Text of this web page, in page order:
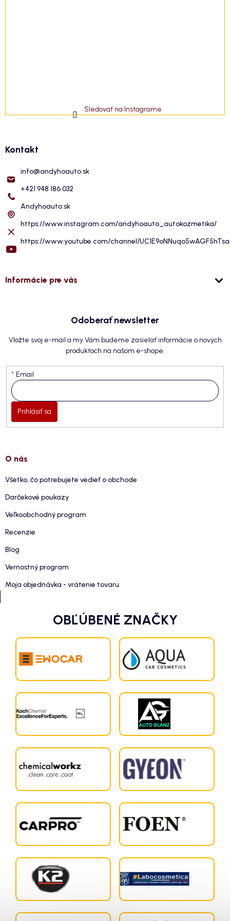
Sledovať na Instagrame
Kontakt
info@andyhoauto.sk
+421 948 186 032
Andyhoauto.sk
https://www.instagram.com/andyhoauto_autokozmetika/
https://www.youtube.com/channel/
Informácie pre vás
Odoberať newsletter
Vložte svoj e-mail a my Vám budeme zasielať informácie o nových
produktoch na našom e-shope.
Email
Prihlásiť sa
O nás
Všetko, čo potrebujete vedieť o obchode
Darčekové poukazy
Veľkoobchodný program
Recenzie
Blog
Vernostný program
Moja objednávka - vrátenie tovaru
OBĽÚBENÉ ZNAČKY